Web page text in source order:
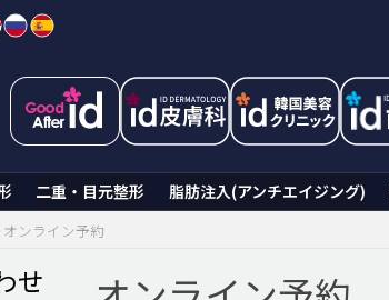
二重・目元整形 脂肪注入(アンチエイジング)
オンライン予約
せ